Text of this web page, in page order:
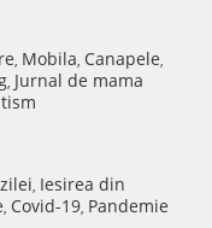
, Mobila, Canapele,
, Jurnal de mama
, Iesirea din
, Covid-19, Pandemie